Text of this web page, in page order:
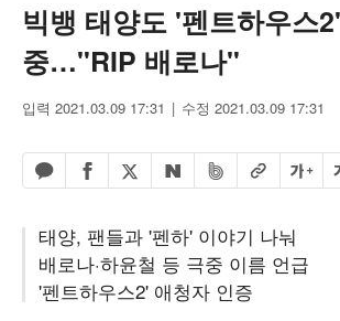
빅뱅 태양도 '펜트하우스
중…"RIP 배로나"
입력 2021.03.09 17:31 수정 2021.03.09 17:31
카카오톡 공유하기
페이스북 공유하기
엑스 공유하기
네이버 공유하기
밴드 공유하기
URL복사
글자
태양, 팬들과 '펜하' 이야기 나눠
배로나·하윤철 등 극중 이름 언급
'펜트하우스2' 애청자 인증